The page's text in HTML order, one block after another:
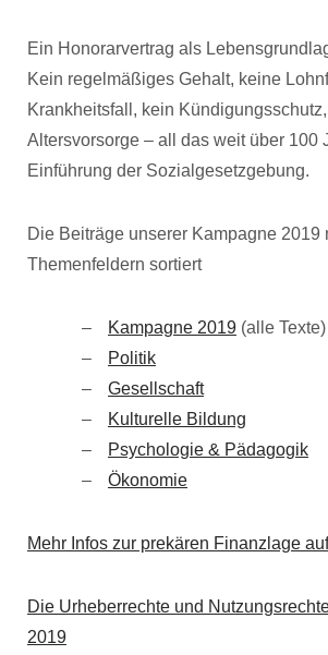
Ein Honorarvertrag als
Kein regelmäßiges Gehalt, keine
Krankheitsfall, kein
Altersvorsorge – all das weit über 100
Einführung der Sozialgesetzgebung.
Die Beiträge unserer Kampagne 2019
Themenfeldern sortiert
Kampagne 2019 (alle Texte)
Politik
Gesellschaft
Kulturelle Bildung
Psychologie & Pädagogik
Ökonomie
Mehr Infos zur prekären Finanzlage
Die Urheberrechte und
2019